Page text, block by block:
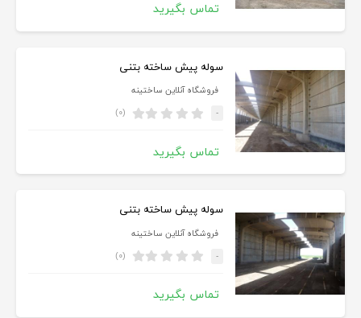
تماس بگیرید
سوله پیش ساخته بتنی
فروشگاه آنلاین ساختینه
- (۰)
تماس بگیرید
سوله پیش ساخته بتنی
فروشگاه آنلاین ساختینه
- (۰)
تماس بگیرید